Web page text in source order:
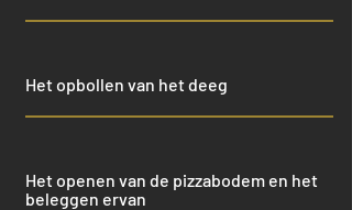
Het opbollen van het deeg
Het openen van de pizzabodem en het
beleggen ervan